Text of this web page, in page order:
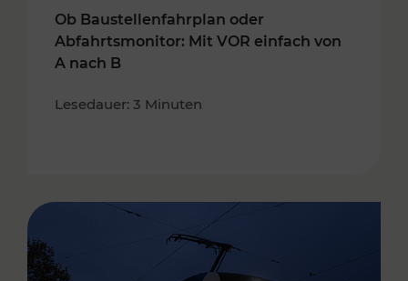
Ob Baustellenfahrplan oder
Abfahrtsmonitor: Mit VOR einfach von
A nach B
Lesedauer: 3 Minuten